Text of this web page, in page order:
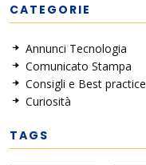
CATEGORIE
Annunci Tecnologia
Comunicato Stampa
Consigli e Best practice
Curiosità
TAGS